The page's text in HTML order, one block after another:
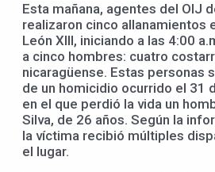
Esta mañana, agentes del OIJ
realizaron cinco allanamientos
León XIII, iniciando a las 4:00
a cinco hombres: cuatro
nicaragüense. Estas personas
de un homicidio ocurrido el 31
en el que perdió la vida un
Silva, de 26 años. Según la
la víctima recibió múltiples
el lugar.